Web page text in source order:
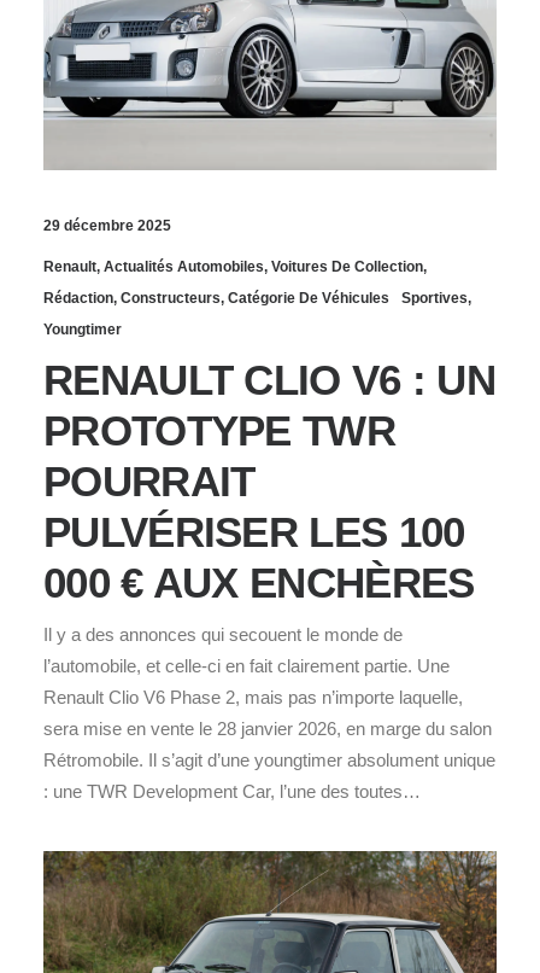
29 décembre 2025
Renault, Actualités Automobiles, Voitures De Collection,
Rédaction, Constructeurs, Catégorie De Véhicules Sportives,
Youngtimer
RENAULT CLIO V6 : UN
PROTOTYPE TWR
POURRAIT
PULVÉRISER LES 100
000 € AUX ENCHÈRES
Il y a des annonces qui secouent le monde de
l’automobile, et celle‑ci en fait clairement partie. Une
Renault Clio V6 Phase 2, mais pas n’importe laquelle,
sera mise en vente le 28 janvier 2026, en marge du salon
Rétromobile. Il s’agit d’une youngtimer absolument unique
: une TWR Development Car, l’une des toutes…